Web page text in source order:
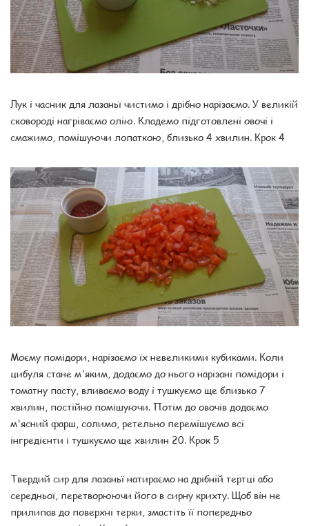
Лук і часник для лазаньї чистимо і дрібно нарізаємо. У великій
сковороді нагріваємо олію. Кладемо підготовлені овочі і
смажимо, помішуючи лопаткою, близько 4 хвилин. Крок 4
Моєму помідори, нарізаємо їх невеликими кубиками. Коли
цибуля стане м'яким, додаємо до нього нарізані помідори і
томатну пасту, вливаємо воду і тушкуємо ще близько 7
хвилин, постійно помішуючи. Потім до овочів додаємо
м'ясний фарш, солимо, ретельно перемішуємо всі
інгредієнти і тушкуємо ще хвилин 20. Крок 5
Твердий сир для лазаньї натираємо на дрібній тертці або
середньої, перетворюючи його в сирну крихту. Щоб він не
прилипав до поверхні терки, змастіть її попередньо